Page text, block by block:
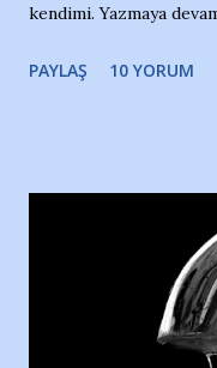
kendimi. Yazmaya
Yazımı, ağlayarak
Nesrin’in Hikayesi’ne
havuzunun kenarında
duruyor. Havuzun
yüzücüleri. Erkekler
Sadece 4 kız çocuğu
PAYLAŞ 10 YORUM